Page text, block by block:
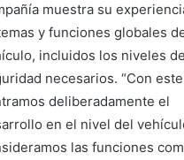
muestra su
y funciones globales
incluidos los niveles de
necesarios. “Con
deliberadamente el
en el nivel del
las funciones